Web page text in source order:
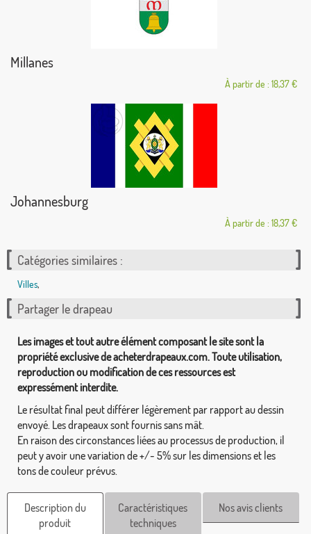
Millanes
À partir de : 18,37 €
Johannesburg
À partir de : 18,37 €
Catégories similaires :
Villes,
Partager le drapeau
Les images et tout autre élément composant le site sont la
propriété exclusive de acheterdrapeaux.com. Toute utilisation,
reproduction ou modification de ces ressources est
expressément interdite.
Le résultat final peut différer légèrement par rapport au dessin
envoyé. Les drapeaux sont fournis sans mât.
En raison des circonstances liées au processus de production, il
peut y avoir une variation de +/- 5% sur les dimensions et les
tons de couleur prévus.
Description du
produit
Caractéristiques
techniques
Nos avis clients